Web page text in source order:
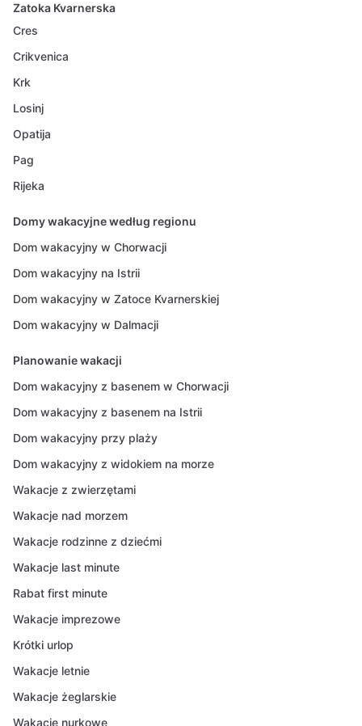
Zatoka Kvarnerska
Cres
Crikvenica
Krk
Losinj
Opatija
Pag
Rijeka
Domy wakacyjne według regionu
Dom wakacyjny w Chorwacji
Dom wakacyjny na Istrii
Dom wakacyjny w Zatoce Kvarnerskiej
Dom wakacyjny w Dalmacji
Planowanie wakacji
Dom wakacyjny z basenem w Chorwacji
Dom wakacyjny z basenem na Istrii
Dom wakacyjny przy plaży
Dom wakacyjny z widokiem na morze
Wakacje z zwierzętami
Wakacje nad morzem
Wakacje rodzinne z dziećmi
Wakacje last minute
Rabat first minute
Wakacje imprezowe
Krótki urlop
Wakacje letnie
Wakacje żeglarskie
Wakacje nurkowe